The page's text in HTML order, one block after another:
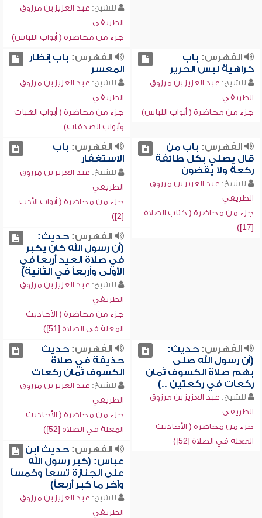
للشيخ: عبد العزيز بن مرزوق
الطريفي
جزء من محاضرة ( أبواب اللباس)
الفهرس: باب
كراهية لبس الحرير
للشيخ: عبد العزيز بن مرزوق
الطريفي
جزء من محاضرة ( أبواب اللباس)
الفهرس: باب إنظار
المعسر
للشيخ: عبد العزيز بن مرزوق
الطريفي
جزء من محاضرة ( أبواب الهبات
وأبواب الصدقات)
الفهرس: باب من
قال يصلي بكل طائفة
ركعة ولا يقضون
للشيخ: عبد العزيز بن مرزوق
الطريفي
جزء من محاضرة ( كتاب الصلاة
[17])
الفهرس: باب
الاستغفار
للشيخ: عبد العزيز بن مرزوق
الطريفي
جزء من محاضرة ( أبواب الأدب
[2])
الفهرس:حديث:
(أن رسول الله كان يكبر
في صلاة العيد أربعاً في
الأولى وأربعاً في الثانية)
للشيخ: عبد العزيز بن مرزوق
الطريفي
جزء من محاضرة ( الأحاديث
المعلة في الصلاة [51])
الفهرس:حديث:
(أن رسول الله صلى
بهم صلاة الكسوف ثمان
ركعات في ركعتين ..)
للشيخ: عبد العزيز بن مرزوق
الطريفي
جزء من محاضرة ( الأحاديث
المعلة في الصلاة [52])
الفهرس:حديث
حذيفة في صلاة
الكسوف ثمان ركعات
للشيخ: عبد العزيز بن مرزوق
الطريفي
جزء من محاضرة ( الأحاديث
المعلة في الصلاة [52])
الفهرس:حديث ابن
عباس: (كبر رسول الله
على الجنازة تسعاً وخمساً
وآخر ما كبر أربعاً)
للشيخ: عبد العزيز بن مرزوق
الطريفي